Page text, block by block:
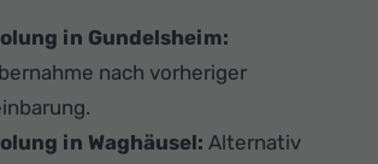
in Gundelsheim:
nach vorheriger
in Waghäusel: Alternativ